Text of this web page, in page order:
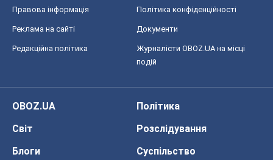
Правова інформація Політика конфіденційності
Реклама на сайті Документи
Редакційна політика
Журналісти OBOZ.UA на місці
подій
OBOZ.UA
Політика
Світ
Розслідування
Блоги
Суспільство